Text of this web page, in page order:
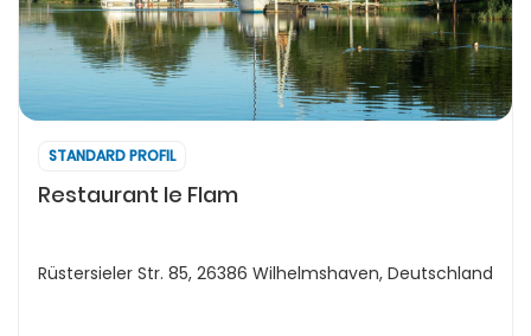
STANDARD PROFIL
Restaurant le Flam
Rüstersieler Str. 85, 26386 Wilhelmshaven, Deutschland